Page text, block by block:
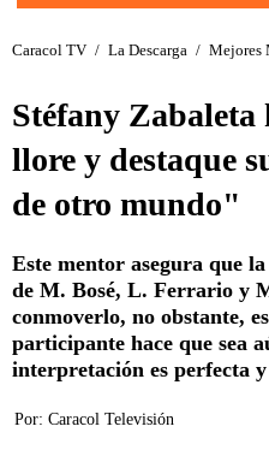
Caracol TV / La Descarga / Mejores
Stéfany Zabaleta
llore y destaque
de otro mundo"
Este mentor asegura que
de M. Bosé, L. Ferrario y
conmoverlo, no obstante,
participante hace que sea
interpretación es perfecta
Por: Caracol Televisión